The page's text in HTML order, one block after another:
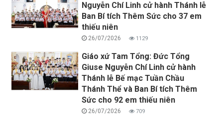
Nguyễn Chí Linh cử hành Thánh lễ
Ban Bí tích Thêm Sức cho 37 em
thiếu niên
26/07/2026 1129
Giáo xứ Tam Tổng: Đức Tổng
Giuse Nguyễn Chí Linh cử hành
Thánh lễ Bế mạc Tuần Chầu
Thánh Thể và Ban Bí tích Thêm
Sức cho 92 em thiếu niên
26/07/2026 709